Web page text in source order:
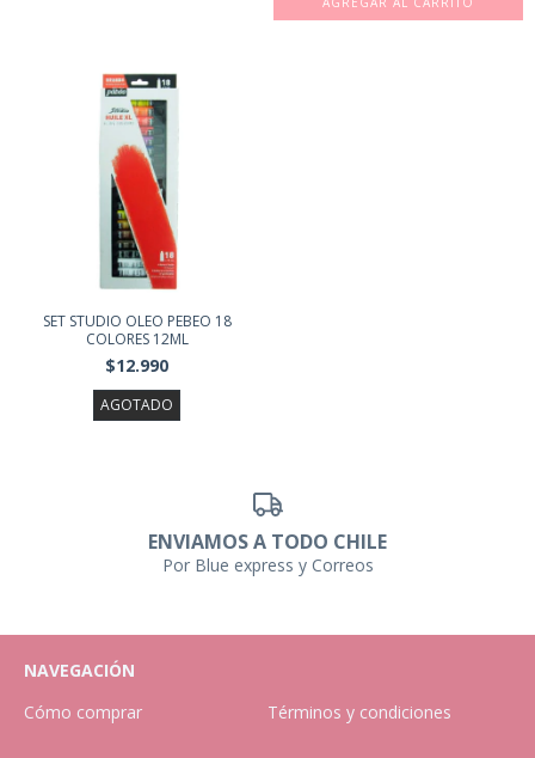
SET STUDIO OLEO PEBEO 18
COLORES 12ML
$12.990
AGOTADO
ENVIAMOS A TODO CHILE
Por Blue express y Correos
NAVEGACIÓN
Cómo comprar
Términos y condiciones